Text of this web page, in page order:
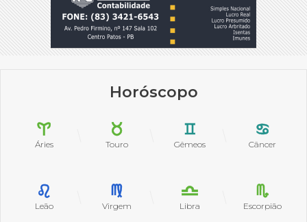
Horóscopo
Áries Touro Gêmeos Câncer
Leão Virgem Libra Escorpião